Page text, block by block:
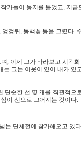
가들이 둥지를 틀었고, 지금
겅퀴, 동백꽃 등을 그렸
, 이제 그가 바라보고 시각
그는 이웃이 있어 내가
순한 선 몇 개를 직관적
이 선으로 그어지는 것이
는 단체전에 참가해오고 있